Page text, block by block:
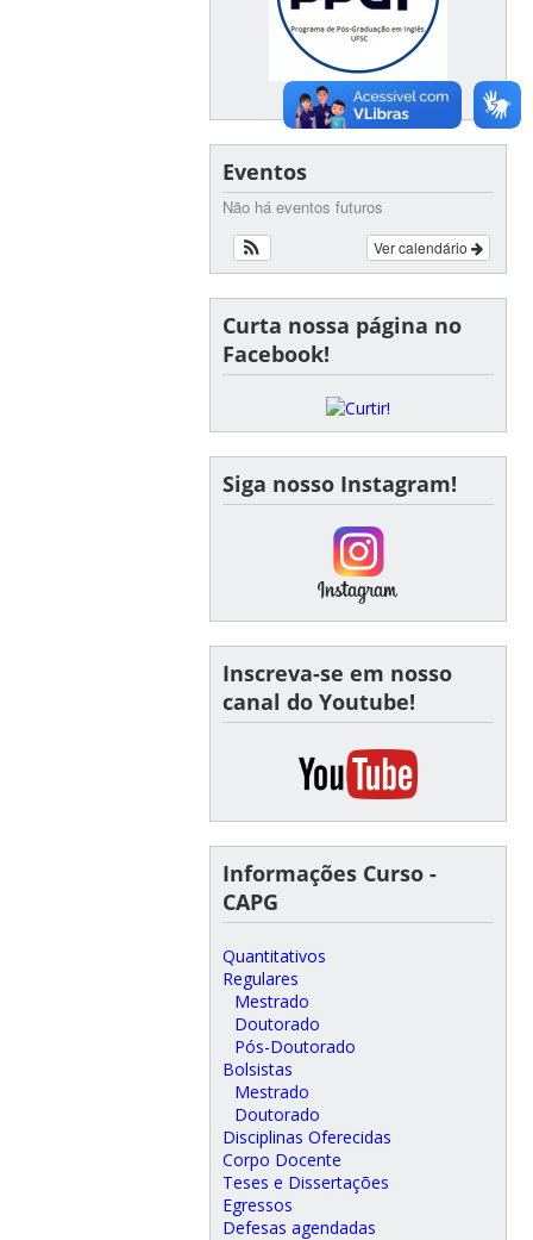
Eventos
Não há eventos futuros
Ver calendário
Curta nossa página no
Facebook!
Siga nosso Instagram!
Inscreva-se em nosso
canal do Youtube!
Informações Curso -
CAPG
Quantitativos
Regulares
Mestrado
Doutorado
Pós-Doutorado
Bolsistas
Mestrado
Doutorado
Disciplinas Oferecidas
Corpo Docente
Teses e Dissertações
Egressos
Defesas agendadas